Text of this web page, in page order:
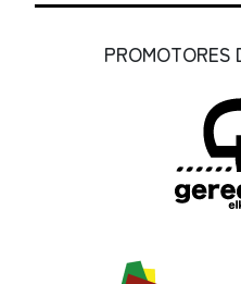
PROMOTORES